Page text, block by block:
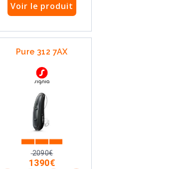
Voir le produit
Pure 312 7AX
2090€
1390€